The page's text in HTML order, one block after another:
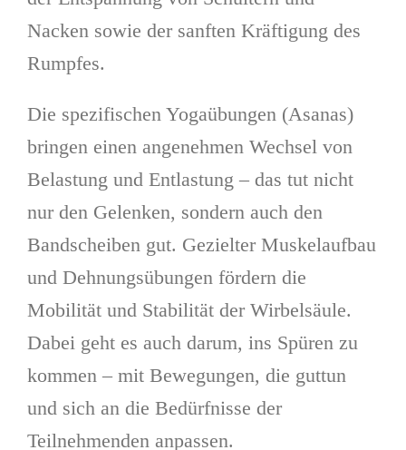
Nacken sowie der sanften Kräftigung des
Rumpfes.
Die spezifischen Yogaübungen (Asanas)
bringen einen angenehmen Wechsel von
Belastung und Entlastung – das tut nicht
nur den Gelenken, sondern auch den
Bandscheiben gut. Gezielter Muskelaufbau
und Dehnungsübungen fördern die
Mobilität und Stabilität der Wirbelsäule.
Dabei geht es auch darum, ins Spüren zu
kommen – mit Bewegungen, die guttun
und sich an die Bedürfnisse der
Teilnehmenden anpassen.